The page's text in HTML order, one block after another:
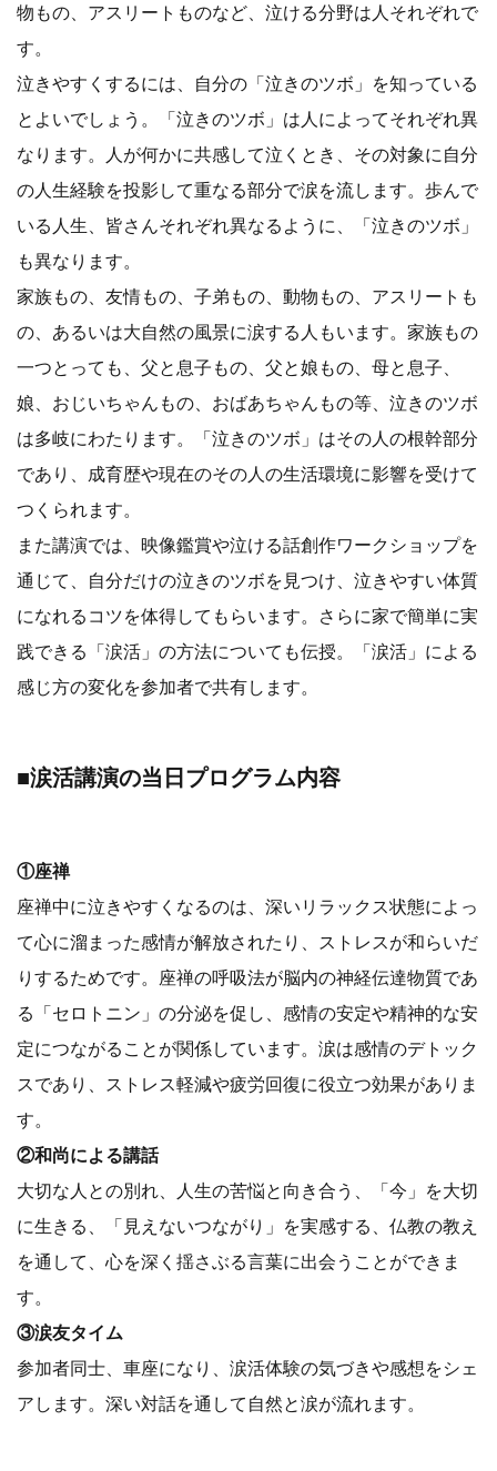
物もの、アスリートものなど、泣ける分野は人それぞれで
す。
泣きやすくするには、自分の「泣きのツボ」を知っている
とよいでしょう。「泣きのツボ」は人によってそれぞれ異
なります。人が何かに共感して泣くとき、その対象に自分
の人生経験を投影して重なる部分で涙を流します。歩んで
いる人生、皆さんそれぞれ異なるように、「泣きのツボ」
も異なります。
家族もの、友情もの、子弟もの、動物もの、アスリートも
の、あるいは大自然の風景に涙する人もいます。家族もの
一つとっても、父と息子もの、父と娘もの、母と息子、
娘、おじいちゃんもの、おばあちゃんもの等、泣きのツボ
は多岐にわたります。「泣きのツボ」はその人の根幹部分
であり、成育歴や現在のその人の生活環境に影響を受けて
つくられます。
また講演では、映像鑑賞や泣ける話創作ワークショップを
通じて、自分だけの泣きのツボを見つけ、泣きやすい体質
になれるコツを体得してもらいます。さらに家で簡単に実
践できる「涙活」の方法についても伝授。「涙活」による
感じ方の変化を参加者で共有します。
■涙活講演の当日プログラム内容
①座禅
座禅中に泣きやすくなるのは、深いリラックス状態によっ
て心に溜まった感情が解放されたり、ストレスが和らいだ
りするためです。座禅の呼吸法が脳内の神経伝達物質であ
る「セロトニン」の分泌を促し、感情の安定や精神的な安
定につながることが関係しています。涙は感情のデトック
スであり、ストレス軽減や疲労回復に役立つ効果がありま
す。
②和尚による講話
大切な人との別れ、人生の苦悩と向き合う、「今」を大切
に生きる、「見えないつながり」を実感する、仏教の教え
を通して、心を深く揺さぶる言葉に出会うことができま
す。
③涙友タイム
参加者同士、車座になり、涙活体験の気づきや感想をシェ
アします。深い対話を通して自然と涙が流れます。